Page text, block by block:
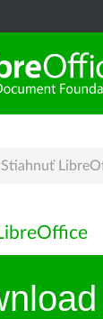
Stiahnuť